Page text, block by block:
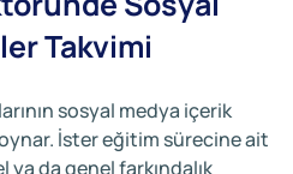
Takvimi
sosyal medya içerik
İster eğitim sürecine ait
da genel farkındalık